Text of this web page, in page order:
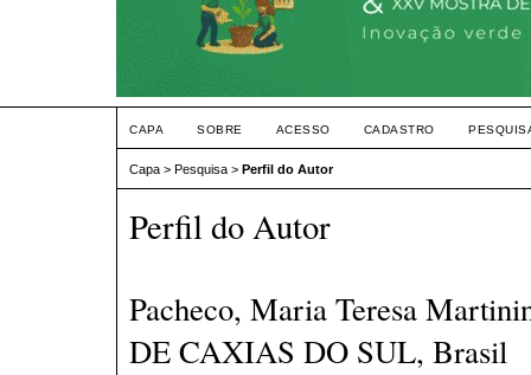
CAPA SOBRE ACESSO CADASTRO
Capa > Pesquisa > Perfil do Autor
Perfil do Autor
Pacheco, Maria Teresa
DE CAXIAS DO SUL, Brasil